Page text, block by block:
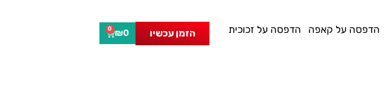
הדפסה על קאפה
הדפסה על זכוכית
הזמן עכשיו ₪0
0